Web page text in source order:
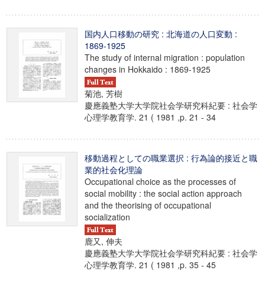
国内人口移動の研究 : 北海道の人口変動 :
1869-1925
The study of internal migration : population
changes in Hokkaido : 1869-1925
菊池, 芳樹
慶應義塾大学大学院社会学研究科紀要 : 社会学
心理学教育学. 21 ( 1981 ,p. 21 - 34
移動過程としての職業選択 : 行為論的接近と職
業的社会化理論
Occupational choice as the processes of
social mobility : the social action approach
and the theorising of occupational
socialization
鹿又, 伸夫
慶應義塾大学大学院社会学研究科紀要 : 社会学
心理学教育学. 21 ( 1981 ,p. 35 - 45